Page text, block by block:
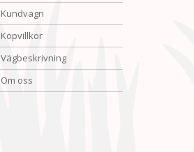
Kundvagn
Köpvillkor
Vägbeskrivning
Om oss